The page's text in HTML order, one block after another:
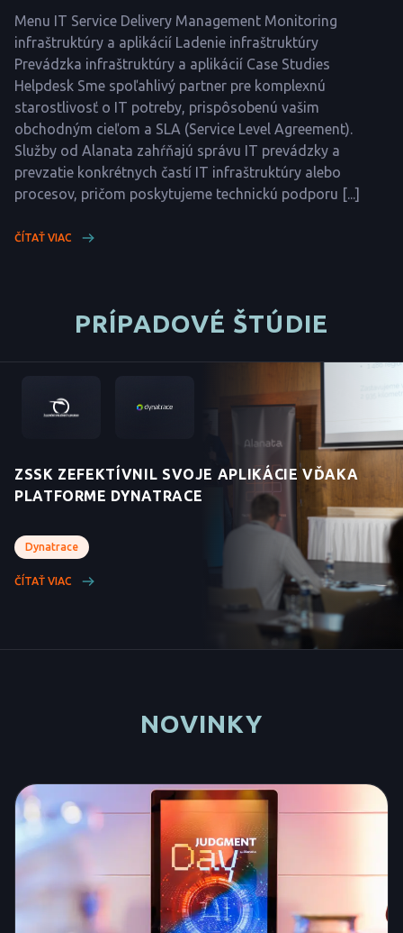
Menu IT Service Delivery Management Monitoring
infraštruktúry a aplikácií Ladenie infraštruktúry
Prevádzka infraštruktúry a aplikácií Case Studies
Helpdesk Sme spoľahlivý partner pre komplexnú
starostlivosť o IT potreby, prispôsobenú vašim
obchodným cieľom a SLA (Service Level Agreement).
Služby od Alanata zahŕňajú správu IT prevádzky a
prevzatie konkrétnych častí IT infraštruktúry alebo
procesov, pričom poskytujeme technickú podporu [...]
ČÍTAŤ VIAC
PRÍPADOVÉ ŠTÚDIE
ZSSK ZEFEKTÍVNIL SVOJE APLIKÁCIE VĎAKA
PLATFORME DYNATRACE
Dynatrace
ČÍTAŤ VIAC
NOVINKY